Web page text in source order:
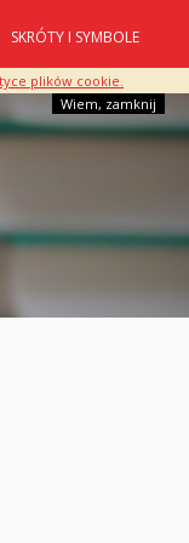
plików cookie.
Wiem, zamknij
SKRÓTY I SYMBOLE